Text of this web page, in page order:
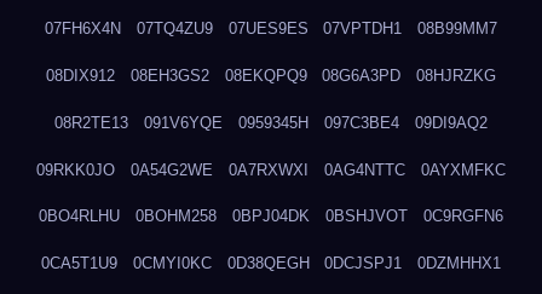
07FH6X4N 07TQ4ZU9 07UES9ES 07VPTDH1 08B99MM7
08DIX912 08EH3GS2 08EKQPQ9 08G6A3PD 08HJRZKG
08R2TE13 091V6YQE 0959345H 097C3BE4 09DI9AQ2
09RKK0JO 0A54G2WE 0A7RXWXI 0AG4NTTC 0AYXMFKC
0BO4RLHU 0BOHM258 0BPJ04DK 0BSHJVOT 0C9RGFN6
0CA5T1U9 0CMYI0KC 0D38QEGH 0DCJSPJ1 0DZMHHX1